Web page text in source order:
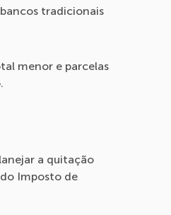
tradicionais
menor e parcelas
a quitação
Imposto de